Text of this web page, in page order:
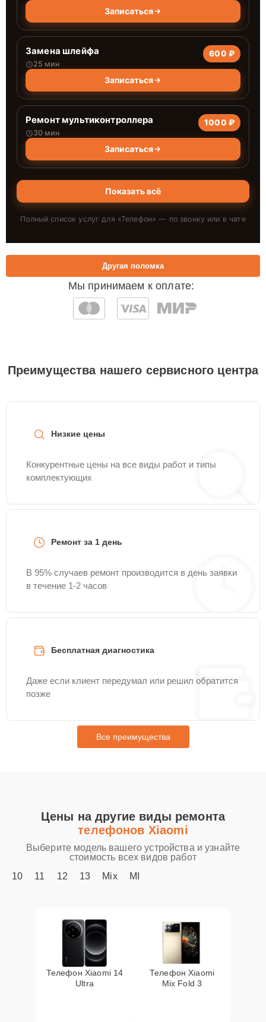
Записаться
Замена шлейфа
25 мин
600 ₽
Записаться
Ремонт мультиконтроллера
30 мин
1000 ₽
Записаться
Показать всё
Полный список услуг для «Телефон» — по звонку или в чате
Мы принимаем к оплате:
Другая поломка
Преимущества нашего сервисного центра
Низкие цены
Конкурентные цены на все виды работ и типы
комплектующих
Ремонт за 1 день
В 95% случаев ремонт производится в день заявки
в течение 1-2 часов
Бесплатная диагностика
Даже если клиент передумал или решил обратится
позже
Все преимущества
Цены на другие виды ремонта
телефонов Xiaomi
Выберите модель вашего устройства и узнайте
стоимость всех видов работ
10
11 12 13 Mix MI
Телефон Xiaomi 14
Ultra
Телефон Xiaomi
Mix Fold 3